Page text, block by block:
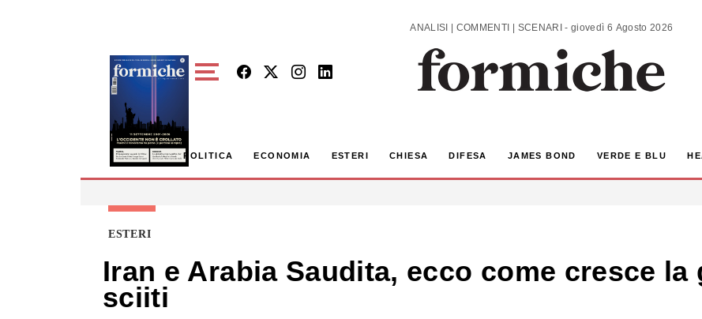
ANALISI | COMMENTI | SCENARI - giovedì 6 Agosto 2026
POLITICA ECONOMIA ESTERI CHIESA DIFESA JAMES BOND VERDE E BLU
ESTERI
Iran e Arabia Saudita, ecco come cresce
sciiti